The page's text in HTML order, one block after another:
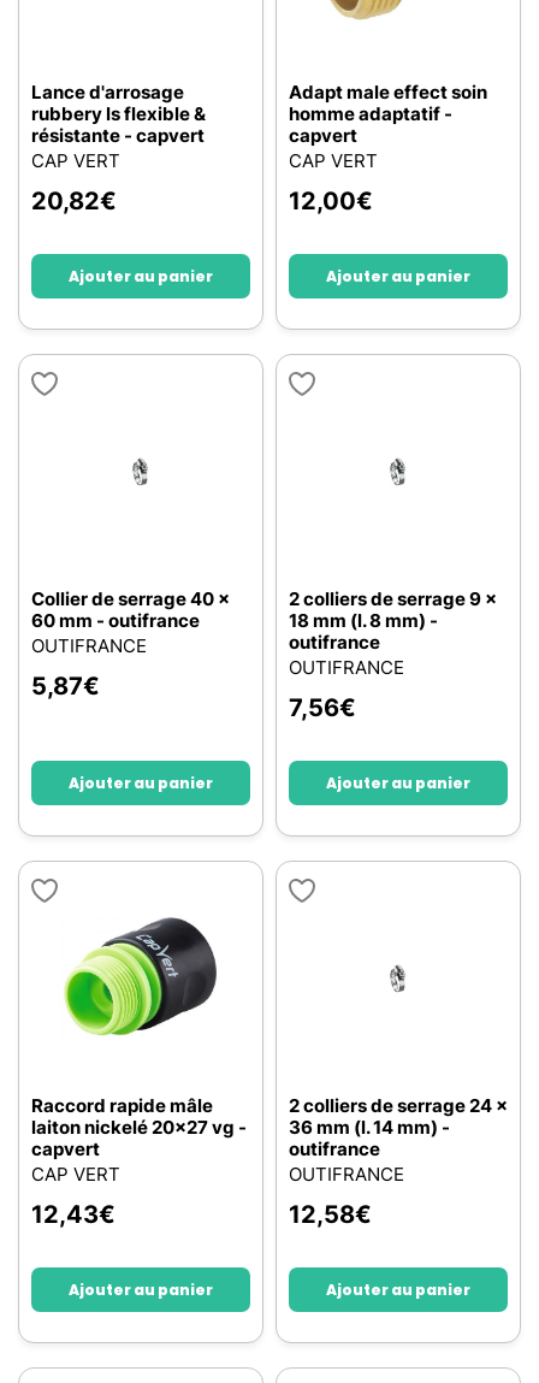
Lance d'arrosage
rubbery ls flexible &
résistante - capvert
CAP VERT
20,82€
Ajouter au panier
Adapt male effect soin
homme adaptatif -
capvert
CAP VERT
12,00€
Ajouter au panier
Collier de serrage 40 x
60 mm - outifrance
OUTIFRANCE
5,87€
Ajouter au panier
2 colliers de serrage 9 x
18 mm (l. 8 mm) -
outifrance
OUTIFRANCE
7,56€
Ajouter au panier
Raccord rapide mâle
laiton nickelé 20x27 vg -
capvert
CAP VERT
12,43€
Ajouter au panier
2 colliers de serrage 24 x
36 mm (l. 14 mm) -
outifrance
OUTIFRANCE
12,58€
Ajouter au panier